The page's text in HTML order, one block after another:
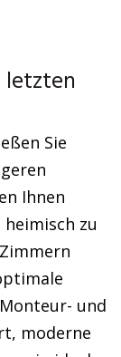
letzten
Sie
Ihnen
zu
und
moderne